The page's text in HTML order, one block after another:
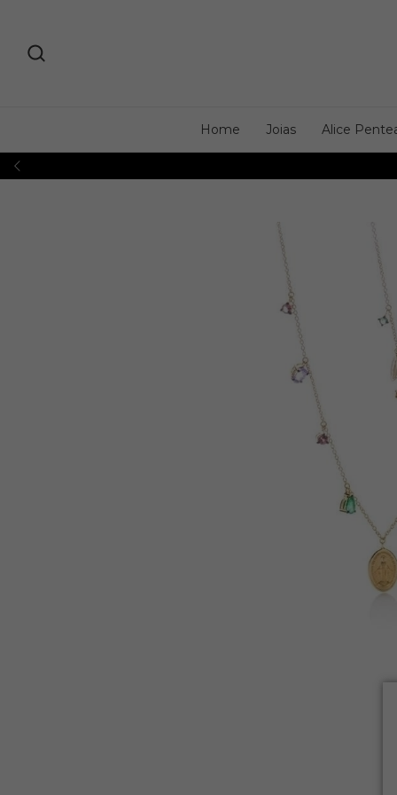
Home Joias Alice